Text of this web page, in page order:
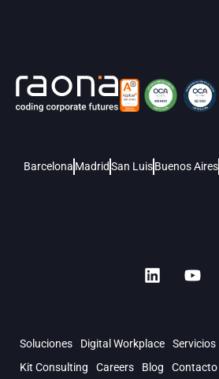
Barcelona MadridSan LuisBuenos Aires
Soluciones Digital Workplace Servicios
Kit Consulting
Careers Blog Contacto